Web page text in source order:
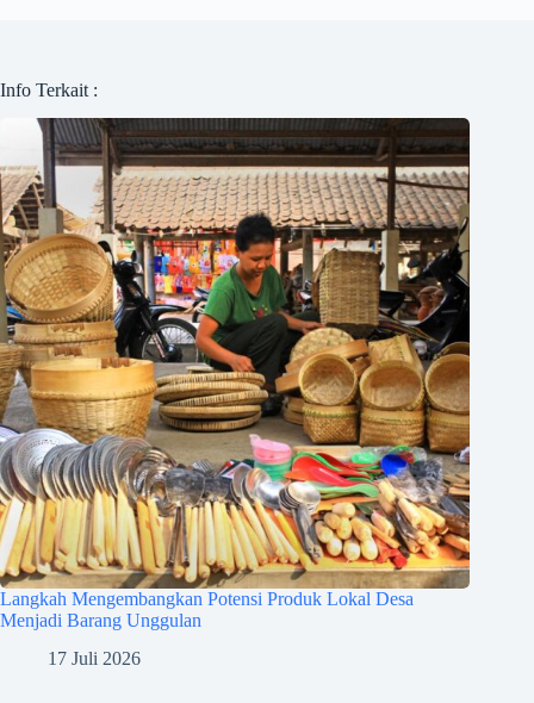
Info Terkait :
Langkah Mengembangkan Potensi Produk Lokal Desa
Menjadi Barang Unggulan
17 Juli 2026